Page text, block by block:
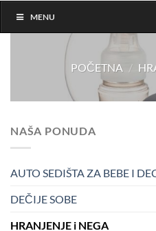
MENU
POČETNA /
NAŠA PONUDA
AUTO SEDIŠTA ZA BEBE I
DEČIJE SOBE
HRANJENJE i NEGA